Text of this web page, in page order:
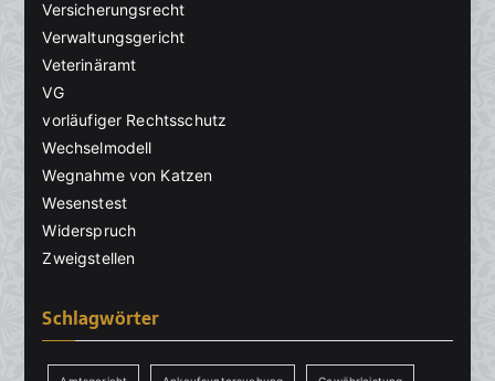
Versicherungsrecht
Verwaltungsgericht
Veterinäramt
VG
vorläufiger Rechtsschutz
Wechselmodell
Wegnahme von Katzen
Wesenstest
Widerspruch
Zweigstellen
Schlagwörter